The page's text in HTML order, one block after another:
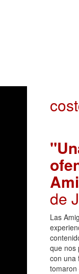
de
Las
que nos
con una
tomaron